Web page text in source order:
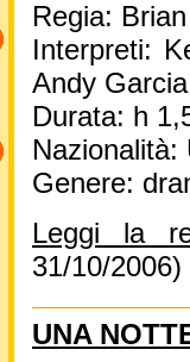
Regia:
Interpreti:
Andy
Durata: h
Nazionalità:
Genere:
Leggi la
31/10/2006)
UNA